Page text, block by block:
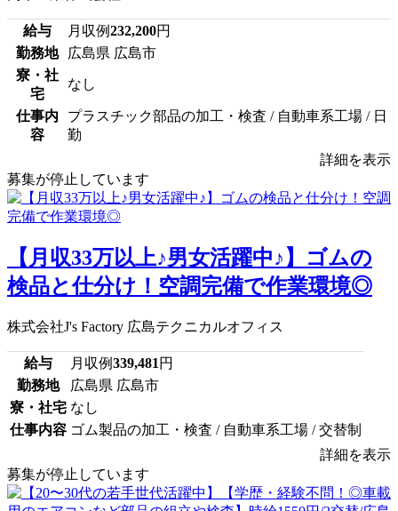
給与 月収例232,200円
勤務地
広島県 広島市
寮・社
宅
なし
仕事内
容
プラスチック部品の加工・検査 / 自動車系工場 / 日
勤
詳細を表示
募集が停止しています
【月収33万以上♪男女活躍中♪】ゴムの
検品と仕分け！空調完備で作業環境◎
株式会社J's Factory 広島テクニカルオフィス
給与 月収例339,481 円
勤務地
広島県 広島市
寮・社宅 なし
仕事内容 ゴム製品の加工・検査 / 自動車系工場 / 交替制
詳細を表示
募集が停止しています